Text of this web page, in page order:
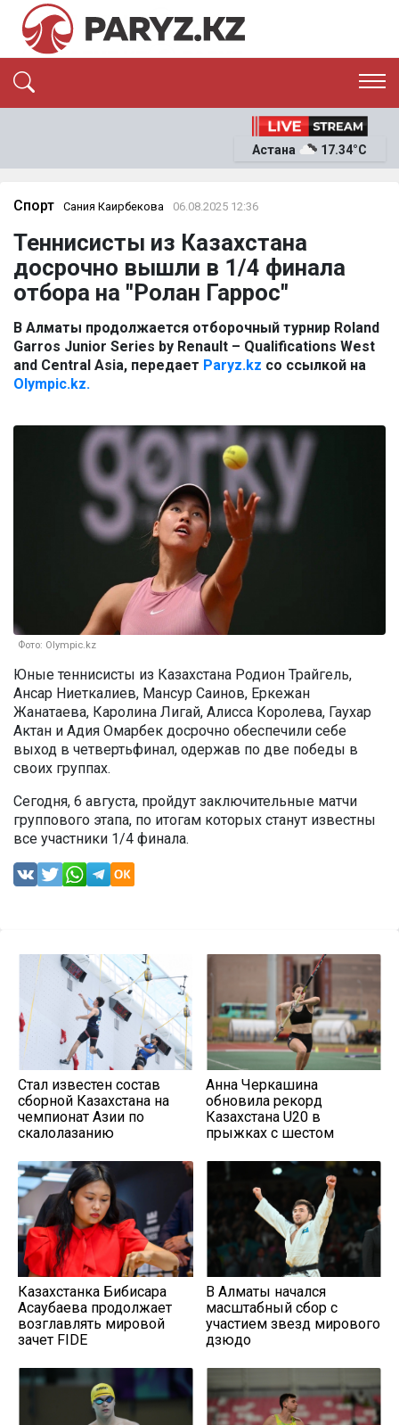
ЭКОНОМИКА
ОҚИҒА
News
Астана 17.34°C
Спорт Сания Каирбекова 06.08.2025 12:36
Теннисисты из Казахстана
досрочно вышли в 1/4 финала
отбора на "Ролан Гаррос"
В Алматы продолжается отборочный турнир Roland
Garros Junior Series by Renault – Qualifications West
and Central Asia, передает Paryz.kz со ссылкой на
Olympic.kz.
Фото: Olympic.kz
Юные теннисисты из Казахстана Родион Трайгель,
Ансар Ниеткалиев, Мансур Саинов, Еркежан
Жанатаева, Каролина Лигай, Алисса Королева, Гаухар
Актан и Адия Омарбек досрочно обеспечили себе
выход в четвертьфинал, одержав по две победы в
своих группах.
Сегодня, 6 августа, пройдут заключительные матчи
группового этапа, по итогам которых станут известны
все участники 1/4 финала.
Стал известен состав
сборной Казахстана на
чемпионат Азии по
скалолазанию
Анна Черкашина
обновила рекорд
Казахстана U20 в
прыжках с шестом
Казахстанка Бибисара
Асаубаева продолжает
возглавлять мировой
зачет FIDE
В Алматы начался
масштабный сбор с
участием звезд мирового
дзюдо